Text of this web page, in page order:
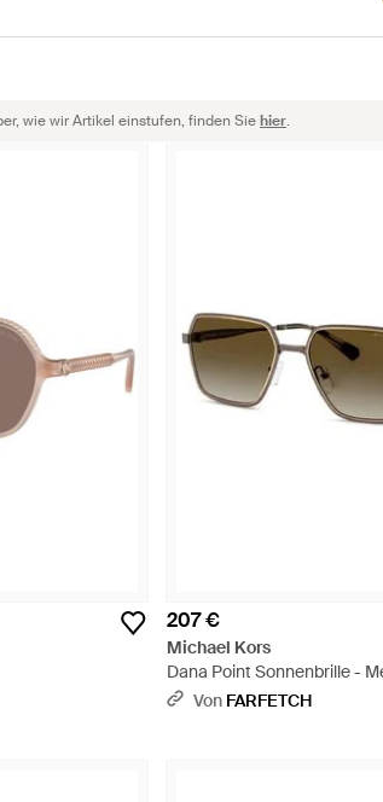
wie wir Artikel einstufen, finden Siehier.
207 €
Michael Kors
Dana Point Sonnenbrille -
Von FARFETCH